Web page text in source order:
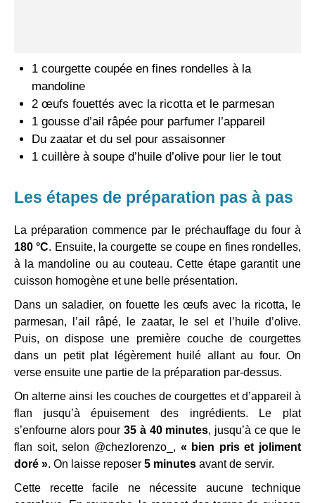
1 courgette coupée en fines rondelles à la
mandoline
2 œufs fouettés avec la ricotta et le parmesan
1 gousse d’ail râpée pour parfumer l’appareil
Du zaatar et du sel pour assaisonner
1 cuillère à soupe d’huile d’olive pour lier le tout
Les étapes de préparation pas à pas
La préparation commence par le préchauffage du four à
180 °C. Ensuite, la courgette se coupe en fines rondelles,
à la mandoline ou au couteau. Cette étape garantit une
cuisson homogène et une belle présentation.
Dans un saladier, on fouette les œufs avec la ricotta, le
parmesan, l’ail râpé, le zaatar, le sel et l’huile d’olive.
Puis, on dispose une première couche de courgettes
dans un petit plat légèrement huilé allant au four. On
verse ensuite une partie de la préparation par-dessus.
On alterne ainsi les couches de courgettes et d’appareil à
flan jusqu’à épuisement des ingrédients. Le plat
s’enfourne alors pour35 à 40 minutes, jusqu’à ce que le
flan soit, selon @chezlorenzo_, « bien pris et joliment
doré ». On laisse reposer 5 minutes avant de servir.
Cette recette facile ne nécessite aucune technique